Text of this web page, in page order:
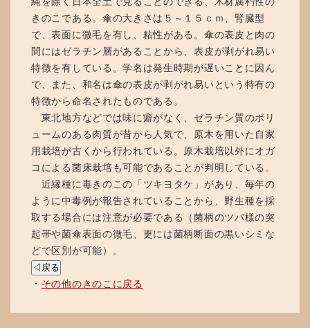
きのこである。傘の大きさは５～１５ｃｍ、腎臓型
で、表面に微毛を有し、粘性がある。傘の表皮と肉の
間にはゼラチン層があることから、表皮が剥がれ易い
特徴を有している。学名は発生時期が遅いことに因ん
で、また、和名は傘の表皮が剥がれ易いという特有の
特徴から命名されたものである。
東北地方などでは味に癖がなく、ゼラチン質のボリ
ュームのある肉質が昔から人気で、原木を用いた自家
用栽培が古くから行われている。原木栽培以外にオガ
コによる菌床栽培も可能であることが判明している。
近縁種に毒きのこの「ツキヨタケ」があり、毎年の
ように中毒例が報告されていることから、野生種を採
取する場合には注意が必要である（菌柄のツバ様の突
起帯や菌傘表面の微毛、更には菌柄断面の黒いシミな
どで区別が可能）。
◁戻る
・ その他のきのこに戻る